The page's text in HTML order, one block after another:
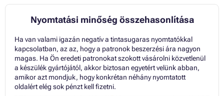
Patron CANON S530
Patron CANON S530 SERIES
Patron CANON S530D
Patron CANON S535PD
Patron CANON S600
Patron CANON S630
Patron CANON S630 SERIES
Patron CANON S6300
Patron CANON S630N
Patron CANON S750
Nyomtatási minőség összehasonlítása
Ha van valami igazán negatív a tintasugaras nyomtatókkal
kapcsolatban, az az, hogy a patronok beszerzési ára nagyon
magas. Ha Ön eredeti patronokat szokott vásárolni közvetlenül
a készülék gyártójától, akkor biztosan egyetért velünk abban,
amikor azt mondjuk, hogy konkrétan néhány nyomtatott
oldalért elég sok pénzt kell fizetni.